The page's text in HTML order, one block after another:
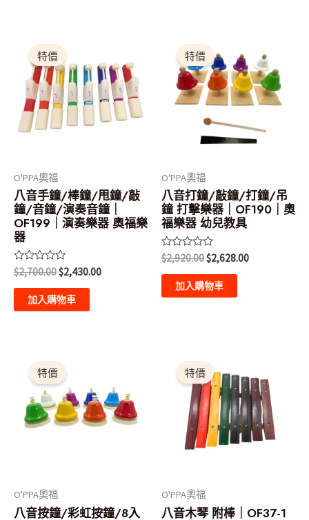
特價
O'PPA奧福
八音手鐘/棒鐘/甩鐘/敲
鐘/音鐘/演奏音鐘｜
OF199｜演奏樂器 奧福樂
器
評
分
0
分
$2,700.00
始
價
格：
$2,700.00。
$2,430.00
價
格：
$2,430.00。
加入購物車
特價
O'PPA奧福
八音打鐘/敲鐘/打鐘/吊
鐘 打擊樂器｜OF190｜奧
福樂器 幼兒教具
評
分
0
分
$2,920.00
始
價
格：
$2,920.00。
$2,628.00
價
格：
$2,628.00。
加入購物車
特價
O'PPA奧福
八音按鐘/彩虹按鐘/8入
始
價
格：
$1,600.00。
格：
$1,440.00。
特價
O'PPA奧福
八音木琴 附棒｜OF37-1
始
價
格：
$660.00。
價
格：
$594.00。